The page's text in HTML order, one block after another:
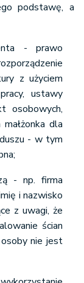
podstawę, a
- prawo
z użyciem
ustawy
osobowych,
dla
- w tym
- np. firma
i nazwisko
z uwagi, że
ścian
nie jest